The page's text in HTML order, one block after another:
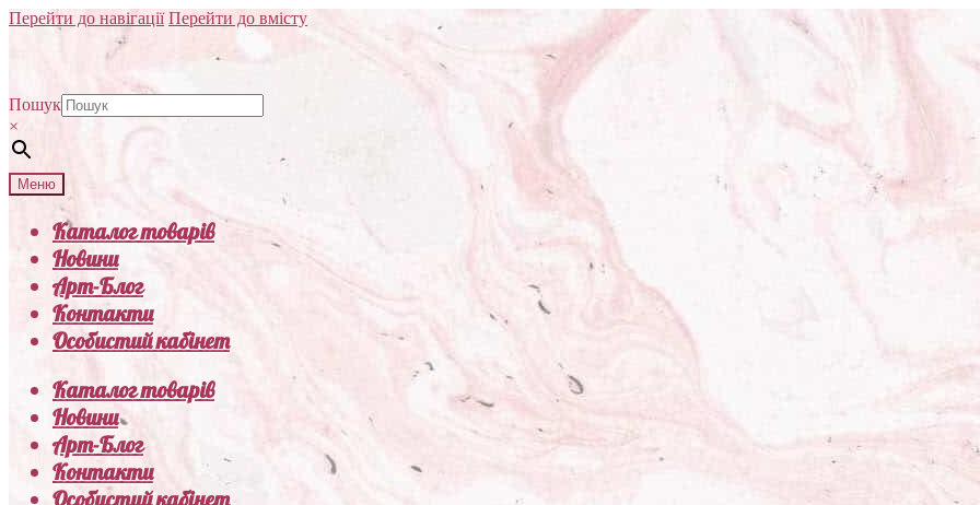
Перейти до навігації Перейти до вмісту
Пошук
×
Меню
Каталог товарів
Новини
Арт-Блог
Контакти
Особистий кабінет
Каталог товарів
Новини
Арт-Блог
Контакти
Особистий кабінет